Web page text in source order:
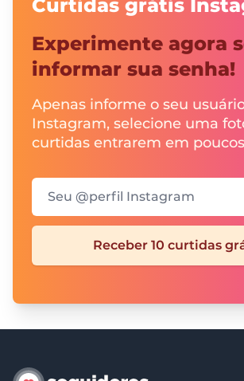
Curtidas grátis
Experimente agora
informar sua senha!
Apenas informe o seu
Instagram, selecione uma
curtidas entrarem em
Seu @perfil Instagram
Receber 10 curtidas